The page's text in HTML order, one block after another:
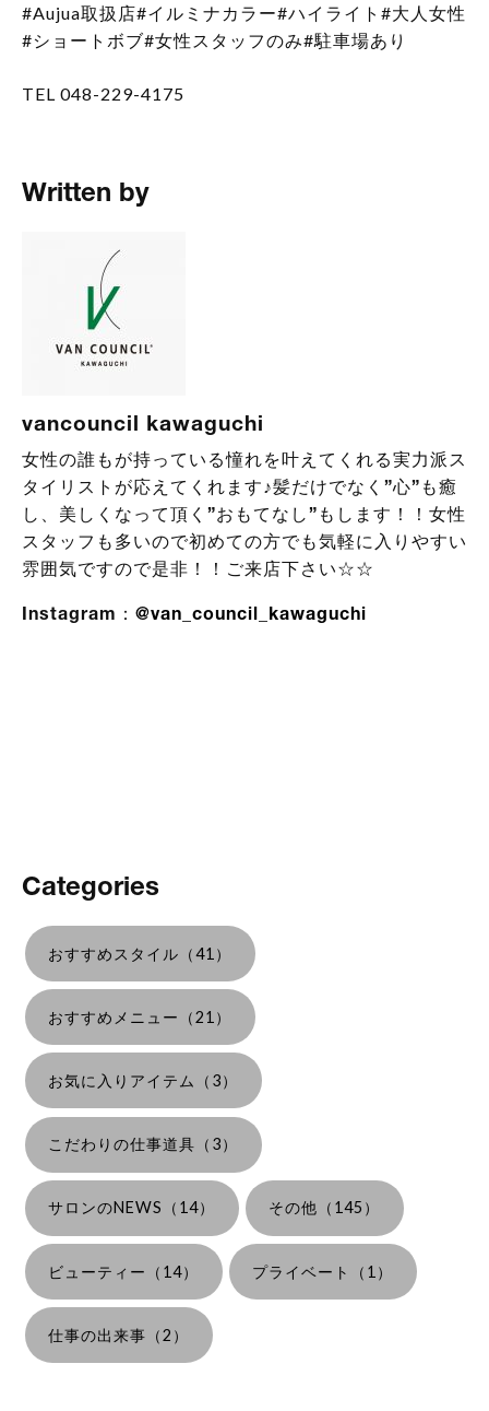
#Aujua取扱店#イルミナカラー#ハイライト#大人女性
#ショートボブ#女性スタッフのみ#駐車場あり
TEL 048-229-4175
Written by
vancouncil kawaguchi
女性の誰もが持っている憧れを叶えてくれる実力派ス
タイリストが応えてくれます♪髪だけでなく”心”も癒
し、美しくなって頂く”おもてなし”もします！！女性
スタッフも多いので初めての方でも気軽に入りやすい
雰囲気ですので是非！！ご来店下さい☆☆
Instagram： @van_council_kawaguchi
Categories
おすすめスタイル（41）
おすすめメニュー（21）
お気に入りアイテム（3）
こだわりの仕事道具（3）
サロンのNEWS（14） その他（145）
ビューティー（14） プライベート（1）
仕事の出来事（2）